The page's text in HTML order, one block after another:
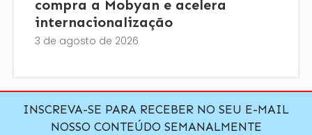
compra a Mobyan e acelera
internacionalização
3 de agosto de 2026
INSCREVA-SE PARA RECEBER NO SEU E-MAIL
NOSSO CONTEÚDO SEMANALMENTE